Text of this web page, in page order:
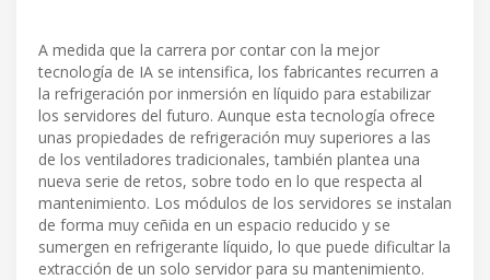
A medida que la carrera por contar con la mejor
tecnología de IA se intensifica, los fabricantes recurren a
la refrigeración por inmersión en líquido para estabilizar
los servidores del futuro. Aunque esta tecnología ofrece
unas propiedades de refrigeración muy superiores a las
de los ventiladores tradicionales, también plantea una
nueva serie de retos, sobre todo en lo que respecta al
mantenimiento. Los módulos de los servidores se instalan
de forma muy ceñida en un espacio reducido y se
sumergen en refrigerante líquido, lo que puede dificultar la
extracción de un solo servidor para su mantenimiento.